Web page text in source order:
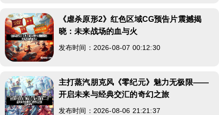
《虐杀原形2》红色区域CG预告片震撼揭
晓：未来战场的血与火
发布时间：2026-08-07 00:12:30
主打蒸汽朋克风《零纪元》魅力无极限——
开启未来与经典交汇的奇幻之旅
发布时间：2026-08-06 21:21:37